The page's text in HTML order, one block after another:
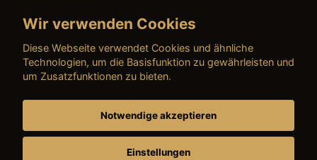
→ AGB (Gebrauchtwagen)
→ AGB (Teile & Zubehör)
→ AGB (Dienstleistungen)
→ Preisschild
Wir verwenden Cookies
Diese Webseite verwendet Cookies und ähnliche
Technologien, um die Basisfunktion zu gewährleisten und
um Zusatzfunktionen zu bieten.
Notwendige akzeptieren
Einstellungen